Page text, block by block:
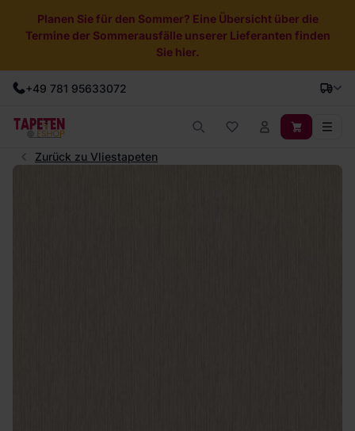
Planen Sie für den Sommer? Eine Übersicht über die
Termine der Sommerausfälle unserer Lieferanten finden
Sie hier.
+49 781 95633072
Zurück zu Vliestapeten